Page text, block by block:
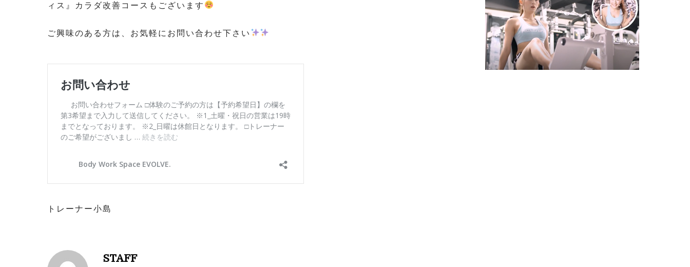
ィス』カラダ改善コースもございます
ご興味のある方は、お気軽にお問い合わせ下さい
トレーナー小島
STAFF